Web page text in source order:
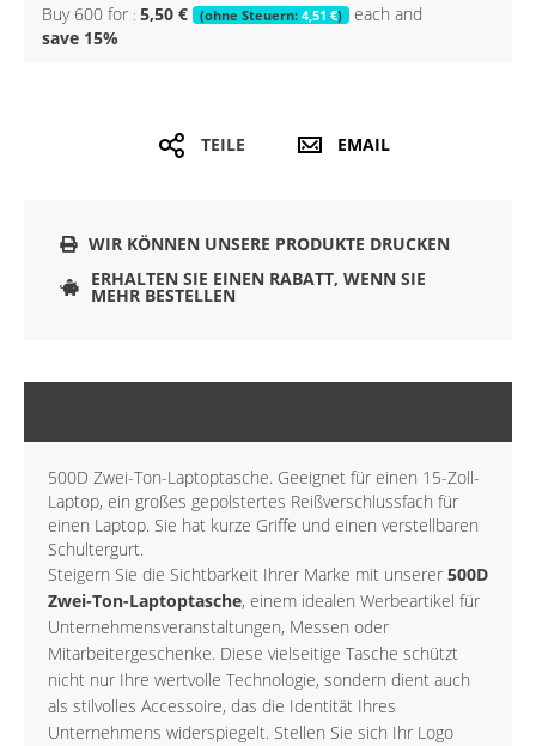
Buy 600 for 5,50 € 4,51 €
each and
save 15%
TEILE EMAIL
WIR KÖNNEN UNSERE PRODUKTE DRUCKEN
ERHALTEN SIE EINEN RABATT, WENN SIE
MEHR BESTELLEN
500D Zwei-Ton-Laptoptasche. Geeignet für einen 15-Zoll-
Laptop, ein großes gepolstertes Reißverschlussfach für
einen Laptop. Sie hat kurze Griffe und einen verstellbaren
Schultergurt.
Steigern Sie die Sichtbarkeit Ihrer Marke mit unserer 500D
Zwei-Ton-Laptoptasche, einem idealen Werbeartikel für
Unternehmensveranstaltungen, Messen oder
Mitarbeitergeschenke. Diese vielseitige Tasche schützt
nicht nur Ihre wertvolle Technologie, sondern dient auch
als stilvolles Accessoire, das die Identität Ihres
Unternehmens widerspiegelt. Stellen Sie sich Ihr Logo